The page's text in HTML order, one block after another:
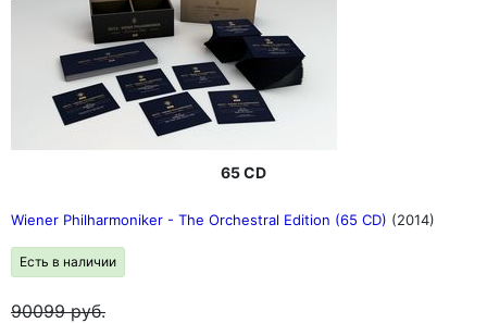
65 CD
Wiener Philharmoniker - The Orchestral Edition (65 CD) (2014)
Есть в наличии
90099руб.